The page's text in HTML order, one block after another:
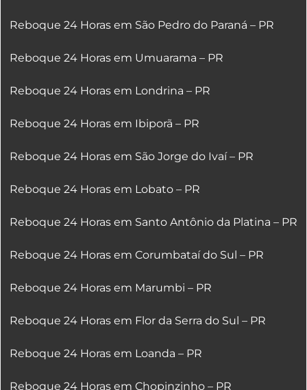
Reboque 24 Horas em São Pedro do Paraná – PR
Reboque 24 Horas em Umuarama – PR
Reboque 24 Horas em Londrina – PR
Reboque 24 Horas em Ibiporã – PR
Reboque 24 Horas em São Jorge do Ivaí – PR
Reboque 24 Horas em Lobato – PR
Reboque 24 Horas em Santo Antônio da Platina – PR
Reboque 24 Horas em Corumbataí do Sul – PR
Reboque 24 Horas em Marumbi – PR
Reboque 24 Horas em Flor da Serra do Sul – PR
Reboque 24 Horas em Loanda – PR
Reboque 24 Horas em Chopinzinho – PR